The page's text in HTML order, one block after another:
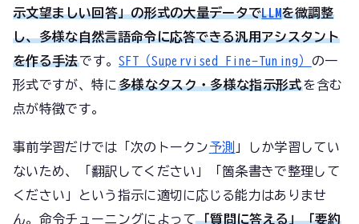
示文→望ましい回答」の形式の大量データでLLMを微調整
し、多様な自然言語命令に応答できる汎用アシスタント
を作る手法です。SFT（Supervised Fine-Tuning） の一
形式ですが、特に 多様なタスク・多様な指示形式を含む
点が特徴です。
事前学習だけでは「次のトークン予測 」しか学習してい
ないため、「翻訳してください」「箇条書きで整理して
ください」という指示に適切に応じる能力はありませ
ん。命令チューニングによって「質問に答える」「要約